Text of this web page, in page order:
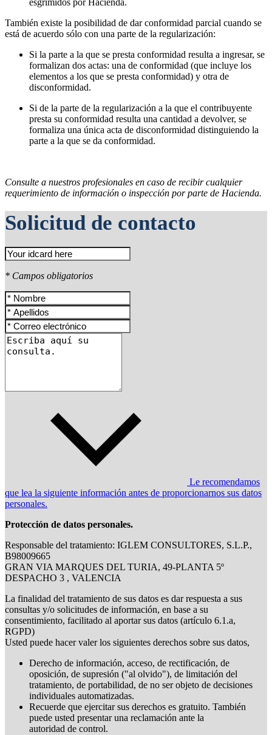
También existe la posibilidad de dar conformidad parcial cuando se
está de acuerdo sólo con una parte de la regularización:
Si la parte a la que se presta conformidad resulta a ingresar, se
formalizan dos actas: una de conformidad (que incluye los
elementos a los que se presta conformidad) y otra de
disconformidad.
Si de la parte de la regularización a la que el contribuyente
presta su conformidad resulta una cantidad a devolver, se
formaliza una única acta de disconformidad distinguiendo la
parte a la que se da conformidad.
Consulte a nuestros profesionales en caso de recibir cualquier
requerimiento de información o inspección por parte de Hacienda.
Solicitud de contacto
* Campos obligatorios
Le recomendamos
que lea la siguiente información antes de proporcionarnos sus datos
personales.
Protección de datos personales.
Responsable del tratamiento: IGLEM CONSULTORES, S.L.P.,
B98009665
GRAN VIA MARQUES DEL TURIA, 49-PLANTA 5º
DESPACHO 3 , VALENCIA
La finalidad del tratamiento de sus datos es dar respuesta a sus
consultas y/o solicitudes de información, en base a su
consentimiento, facilitado al aportar sus datos (artículo 6.1.a,
RGPD)
Usted puede hacer valer los siguientes derechos sobre sus datos,
Derecho de información, acceso, de rectificación, de
oposición, de supresión ("al olvido"), de limitación del
tratamiento, de portabilidad, de no ser objeto de decisiones
individuales automatizadas.
Recuerde que ejercitar sus derechos es gratuito. También
puede usted presentar una reclamación ante la
autoridad de control.